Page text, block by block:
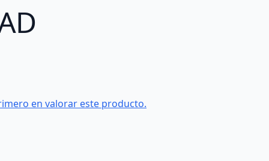
en valorar este producto.